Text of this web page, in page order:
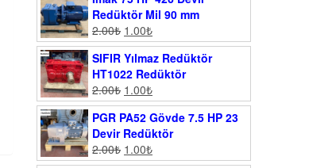
Redüktör Mil 90 mm
2.00₺ 1.00₺
SIFIR Yılmaz Redüktör
HT1022 Redüktör
2.00₺ 1.00₺
PGR PA52 Gövde 7.5 HP 23
Devir Redüktör
2.00₺ 1.00₺